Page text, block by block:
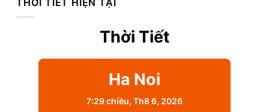
Thời Tiết
Ha Noi
7:29 chiều, Th8 6, 2026